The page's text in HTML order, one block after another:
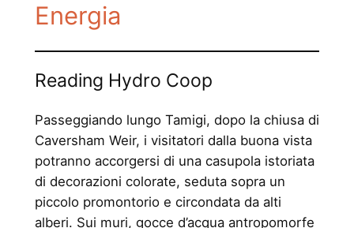
Energia
Reading Hydro Coop
Passeggiando lungo Tamigi, dopo la chiusa di
Caversham Weir, i visitatori dalla buona vista
potranno accorgersi di una casupola istoriata
di decorazioni colorate, seduta sopra un
piccolo promontorio e circondata da alti
alberi. Sui muri, gocce d’acqua antropomorfe